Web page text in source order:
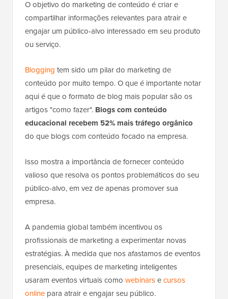
O objetivo do marketing de conteúdo é criar e
compartilhar informações relevantes para atrair e
engajar um público-alvo interessado em seu produto
ou serviço.
Blogging tem sido um pilar do marketing de
conteúdo por muito tempo. O que é importante notar
aqui é que o formato de blog mais popular são os
artigos "como fazer". Blogs com conteúdo
educacional recebem 52% mais tráfego orgânico
do que blogs com conteúdo focado na empresa.
Isso mostra a importância de fornecer conteúdo
valioso que resolva os pontos problemáticos do seu
público-alvo, em vez de apenas promover sua
empresa.
A pandemia global também incentivou os
profissionais de marketing a experimentar novas
estratégias. À medida que nos afastamos de eventos
presenciais, equipes de marketing inteligentes
usaram eventos virtuais como webinarsecursos
online para atrair e engajar seu público.